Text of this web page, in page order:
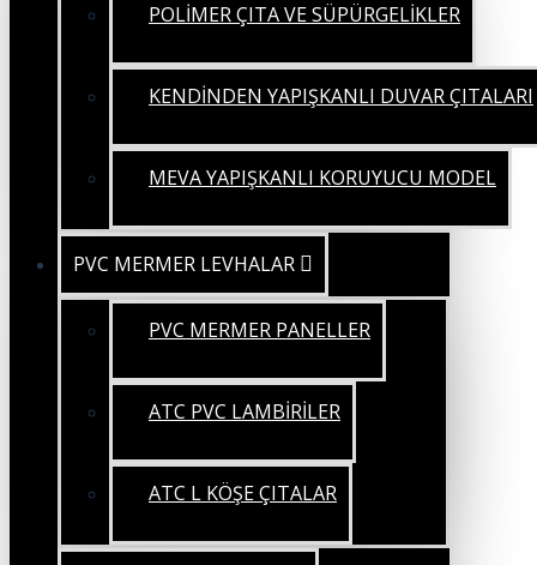
POLİMER ÇITA VE SÜPÜRGELİKLER
KENDİNDEN YAPIŞKANLI DUVAR ÇITALARI
MEVA YAPIŞKANLI KORUYUCU MODEL
PVC MERMER LEVHALAR
PVC MERMER PANELLER
ATC PVC LAMBİRİLER
ATC L KÖŞE ÇITALAR